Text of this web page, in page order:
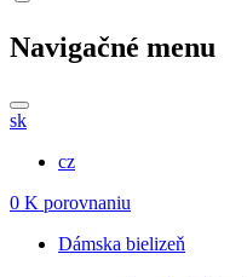
Navigačné menu
sk
cz
0 K porovnaniu
Dámska bielizeň